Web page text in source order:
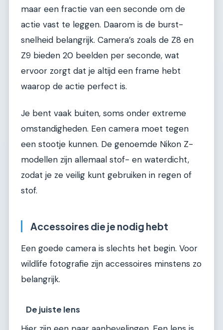
maar een fractie van een seconde om de
actie vast te leggen. Daarom is de burst-
snelheid belangrijk. Camera’s zoals de Z8 en
Z9 bieden 20 beelden per seconde, wat
ervoor zorgt dat je altijd een frame hebt
waarop de actie perfect is.
Je bent vaak buiten, soms onder extreme
omstandigheden. Een camera moet tegen
een stootje kunnen. De genoemde Nikon Z-
modellen zijn allemaal stof- en waterdicht,
zodat je ze veilig kunt gebruiken in regen of
stof.
Accessoires die je nodig hebt
Een goede camera is slechts het begin. Voor
wildlife fotografie zijn accessoires minstens zo
belangrijk.
De juiste lens